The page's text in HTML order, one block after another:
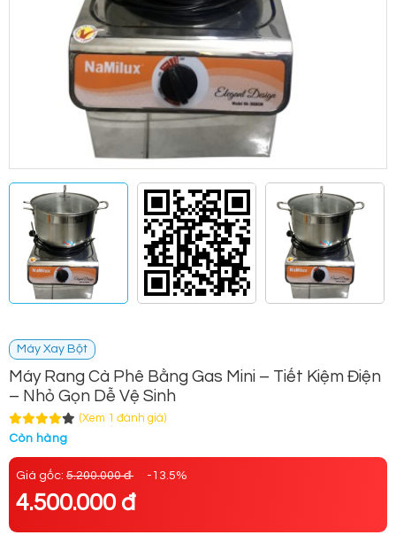
Máy Xay Bột
Máy Rang Cà Phê Bằng Gas Mini – Tiết Kiệm Điện
– Nhỏ Gọn Dễ Vệ Sinh
(Xem 1 đánh giá)
Còn hàng
Giá gốc: 5.200.000 đ -13.5%
4.500.000 đ